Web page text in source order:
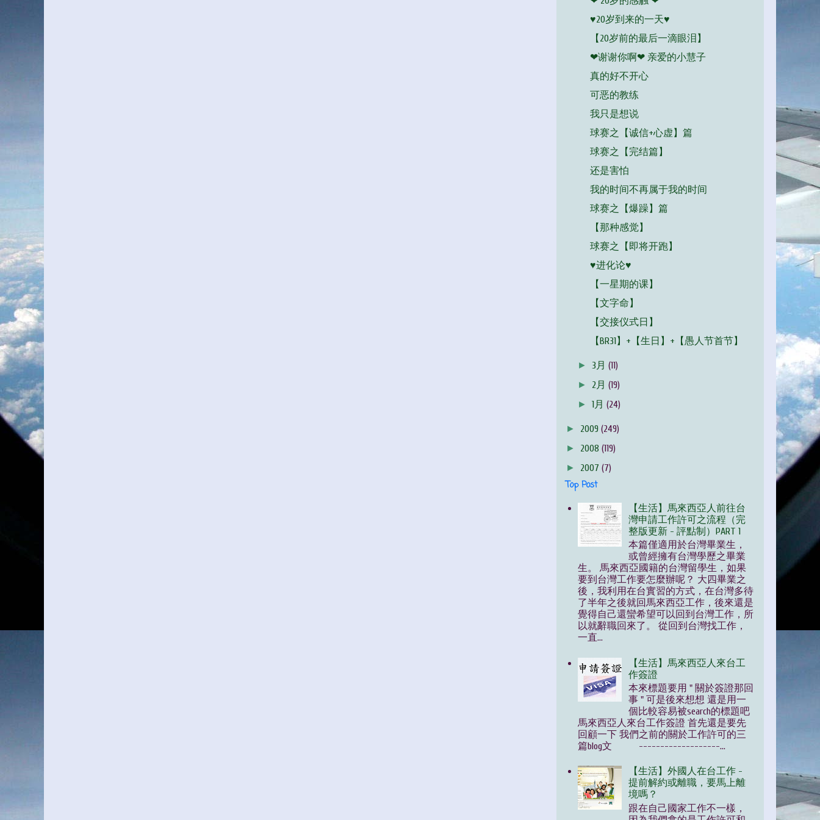
♥20岁到来的一天♥
【20岁前的最后一滴眼泪】
❤谢谢你啊❤ 亲爱的小慧子
真的好不开心
可恶的教练
我只是想说
球赛之【诚信+心虚】篇
球赛之【完结篇】
还是害怕
我的时间不再属于我的时间
球赛之【爆躁】篇
【那种感觉】
球赛之【即将开跑】
♥进化论♥
【一星期的课】
【文字命】
【交接仪式日】
【BR31】+【生日】+【愚人节首节】
► 3月(11)
► 2月(19)
►1月(24)
► 2009 (249)
► 2008 (119)
► 2007 (7)
Top Post
【生活】馬來西亞人前往台
灣申請工作許可之流程（完
整版更新 - 評點制）PART 1
本篇僅適用於台灣畢業生，
或曾經擁有台灣學歷之畢業
生。 馬來西亞國籍的台灣留學生，如果
要到台灣工作要怎麼辦呢？ 大四畢業之
後，我利用在台實習的方式，在台灣多待
了半年之後就回馬來西亞工作，後來還是
覺得自己還蠻希望可以回到台灣工作，所
以就辭職回來了。 從回到台灣找工作，
一直...
【生活】馬來西亞人來台工
作簽證
本來標題要用 " 關於簽證那回
事 " 可是後來想想 還是用一
個比較容易被search的標題吧
馬來西亞人來台工作簽證 首先還是要先
回顧一下 我們之前的關於工作許可的三
篇blog文 -------------------...
【生活】外國人在台工作 -
提前解約或離職，要馬上離
境嗎？
跟在自己國家工作不一樣，